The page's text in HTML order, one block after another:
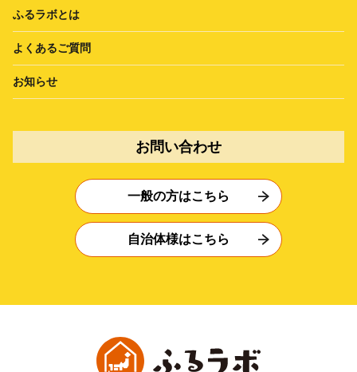
ふるラボとは
よくあるご質問
お知らせ
お問い合わせ
一般の方はこちら
自治体様はこちら